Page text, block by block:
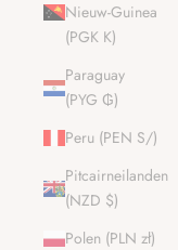
Nieuw-Guinea
(PGK K)
Paraguay
(PYG ₲)
Peru (PEN S/)
Pitcairneilanden
(NZD $)
Polen (PLN zł)